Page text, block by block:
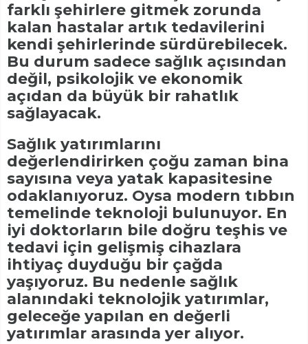
farklı şehirlere gitmek zorunda
kalan hastalar artık tedavilerini
kendi şehirlerinde sürdürebilecek.
Bu durum sadece sağlık açısından
değil, psikolojik ve ekonomik
açıdan da büyük bir rahatlık
sağlayacak.
Sağlık yatırımlarını
değerlendirirken çoğu zaman bina
sayısına veya yatak kapasitesine
odaklanıyoruz. Oysa modern tıbbın
temelinde teknoloji bulunuyor. En
iyi doktorların bile doğru teşhis ve
tedavi için gelişmiş cihazlara
ihtiyaç duyduğu bir çağda
yaşıyoruz. Bu nedenle sağlık
alanındaki teknolojik yatırımlar,
geleceğe yapılan en değerli
yatırımlar arasında yer alıyor.